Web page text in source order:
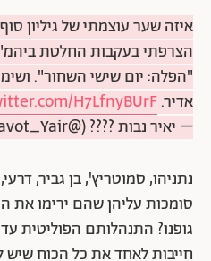
איזה שער עוצמתי של גיליון
הצרפתי בעקבות החלטת
"הפלה: יום שישי השחור".
אדיר.H7LfnyBUrF
– יאיר נבות ???? (@Navot_Yair)
נתניהו, סמוטריץ', בן גביר,
סומכות עליהן שהם ירימו את
גופנו? התנהלותם הפוליטית
חייבות לאחד את כל הכוח שיש